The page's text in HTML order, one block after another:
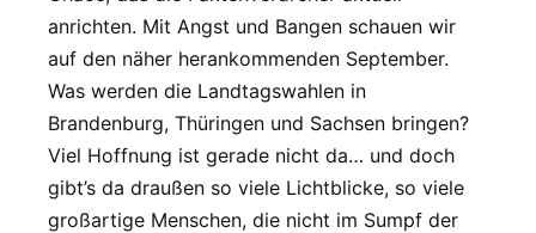
anrichten. Mit Angst und Bangen schauen wir
auf den näher herankommenden September.
Was werden die Landtagswahlen in
Brandenburg, Thüringen und Sachsen bringen?
Viel Hoffnung ist gerade nicht da… und doch
gibt’s da draußen so viele Lichtblicke, so viele
großartige Menschen, die nicht im Sumpf der